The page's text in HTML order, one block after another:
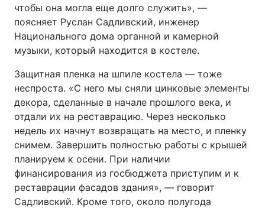
чтобы она могла еще долго служить», —
поясняет Руслан Садливский, инженер
Национального дома органной и камерной
музыки, который находится в костеле.
Защитная пленка на шпиле костела — тоже
неспроста. «С него мы сняли цинковые элементы
декора, сделанные в начале прошлого века, и
отдали их на реставрацию. Через несколько
недель их начнут возвращать на место, и пленку
снимем. Завершить полностью работы с крышей
планируем к осени. При наличии
финансирования из госбюджета приступим и к
реставрации фасадов здания», — говорит
Садливский. Кроме того, около полугода